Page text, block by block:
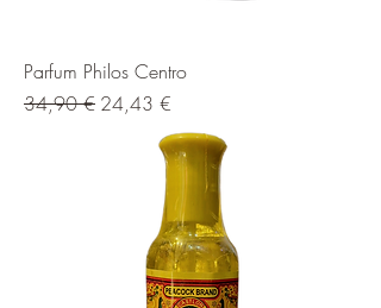
Parfum Philos Centro
Prix original
34,90 € Prix promotionnel
24,43 €